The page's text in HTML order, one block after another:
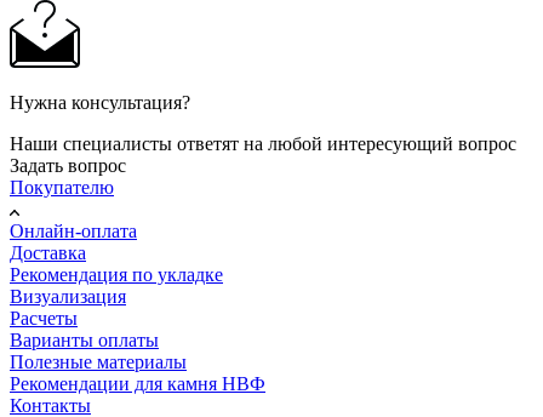
Нужна консультация?
Наши специалисты ответят на любой интересующий вопрос
Задать вопрос
Покупателю
Онлайн-оплата
Доставка
Рекомендация по укладке
Визуализация
Расчеты
Варианты оплаты
Полезные материалы
Рекомендации для камня НВФ
Контакты